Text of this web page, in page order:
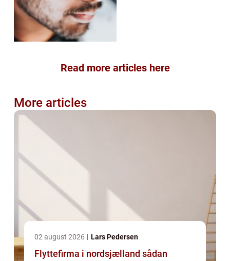
Read more articles here
More articles
02 august 2026 Lars Pedersen
Flyttefirma i nordsjælland sådan